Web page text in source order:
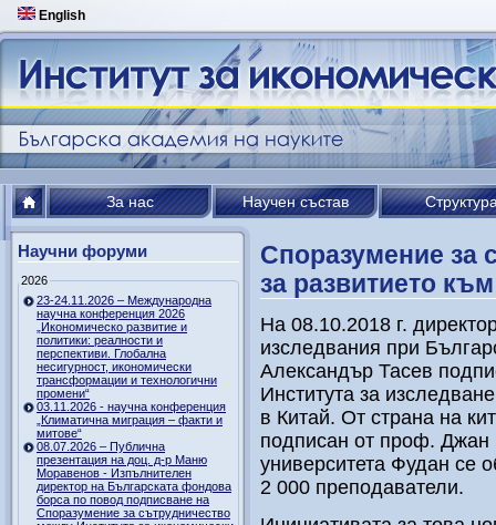
English
За нас Научен състав
Научни форуми
2026
23-24.11.2026 – Международна
научна конференция 2026
„Икономическо развитие и
политики: реалности и
перспективи. Глобална
несигурност, икономически
трансформации и технологични
промени“
03.11.2026 - научна конференция
„Климатична миграция – факти и
митове“
08.07.2026 – Публична
презентация на доц. д-р Маню
Моравенов - Изпълнителен
директор на Българската фондова
борса по повод подписване на
Споразумение за сътрудничество
Споразумение за
за развитието
На 08.10.2018 г.
изследвания при
Александър Тасев
Института за
в Китай. От страна на
подписан от проф. Джан
университета Фудан се
2 000 преподаватели.